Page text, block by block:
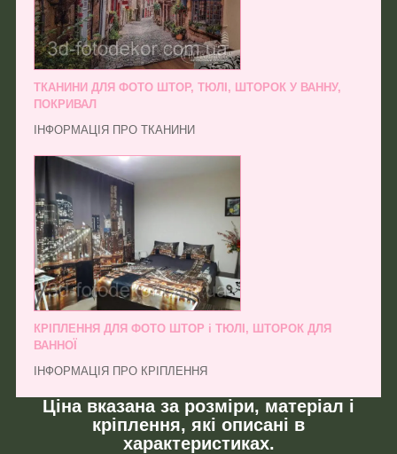
ТКАНИНИ ДЛЯ ФОТО ШТОР, ТЮЛІ, ШТОРОК У ВАННУ,
ПОКРИВАЛ
ІНФОРМАЦІЯ ПРО ТКАНИНИ
КРІПЛЕННЯ ДЛЯ ФОТО ШТОР і ТЮЛІ, ШТОРОК ДЛЯ
ВАННОЇ
ІНФОРМАЦІЯ ПРО КРІПЛЕННЯ
Ціна вказана за розміри, матеріал і
кріплення, які описані в
характеристиках.